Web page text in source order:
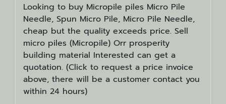
Looking to buy Micropile piles Micro Pile
Needle, Spun Micro Pile, Micro Pile Needle,
cheap but the quality exceeds price. Sell ​​
micro piles (Micropile) Orr prosperity
building material Interested can get a
quotation. (Click to request a price invoice
above, there will be a customer contact you
within 24 hours)